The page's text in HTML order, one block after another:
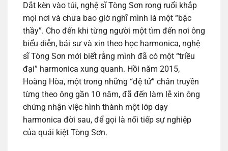
Dắt kèn vào túi, nghệ sĩ Tòng Sơn rong ruổi khắp
mọi nơi và chưa bao giờ nghĩ mình là một “bậc
thầy”. Cho đến khi từng người một tìm đến nơi ông
biểu diễn, bái sư và xin theo học harmonica, nghệ
sĩ Tòng Sơn mới biết rằng mình đã có một “triều
đại” harmonica xung quanh. Hồi năm 2015,
Hoàng Hòa, một trong những “đệ tử” chân truyền
từng theo ông gần 10 năm, đã đến làm lễ xin ông
chứng nhận việc hình thành một lớp dạy
harmonica đời sau, để gọi là nối tiếp sự nghiệp
của quái kiệt Tòng Sơn.